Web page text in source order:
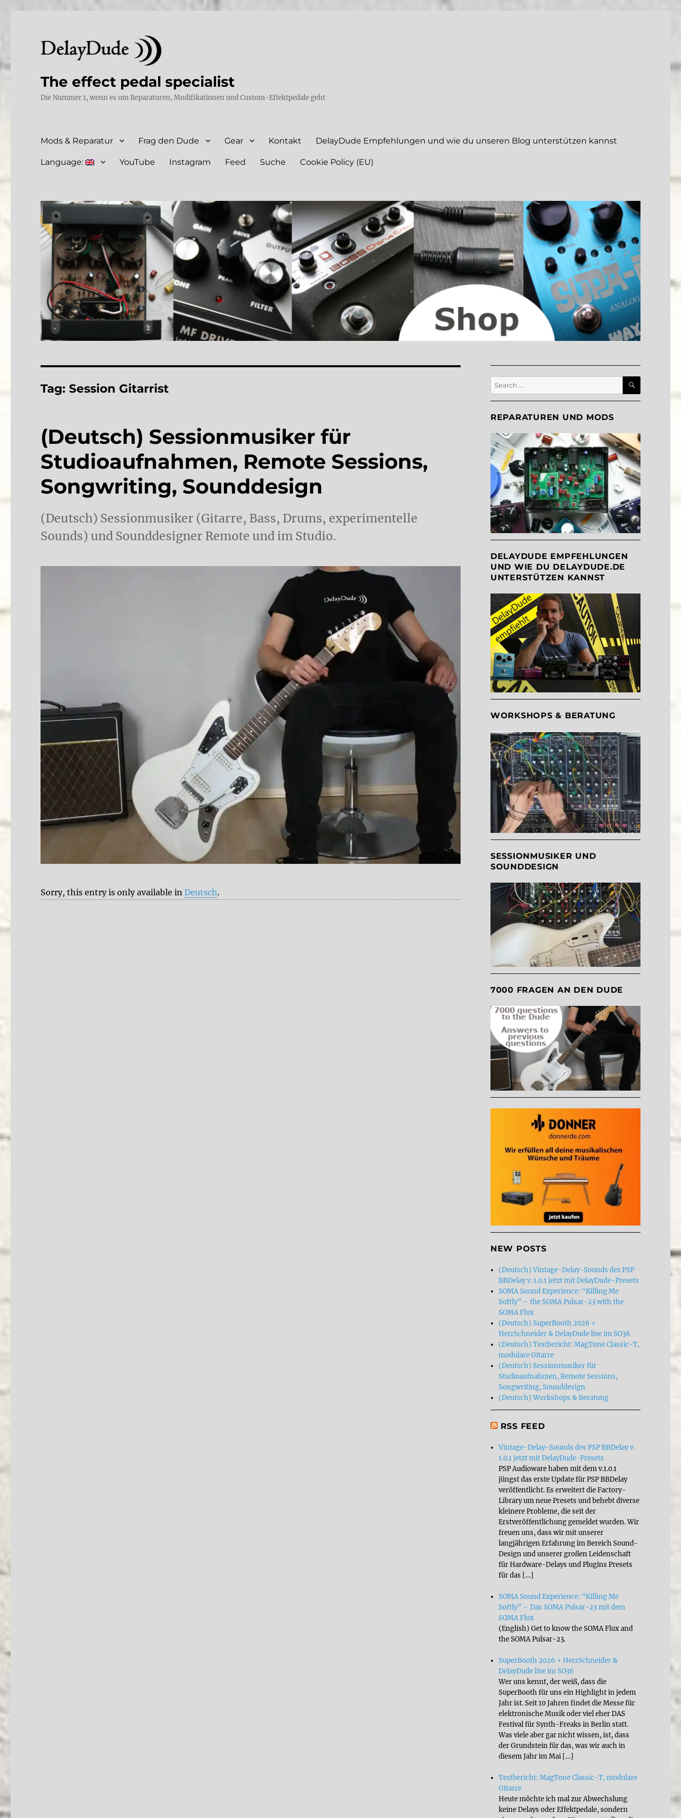
The effect pedal specialist
Die Nummer 1, wenn es um Reparaturen, Modifikationen und Custom-Effektpedale geht
Mods & Reparatur Frag den Dude Gear Kontakt DelayDude Empfehlungen und wie du unseren Blog unterstützen kannst
Language: YouTube Instagram Feed Suche Cookie Policy (EU)
Tag:Session Gitarrist
(Deutsch) Sessionmusiker für
Studioaufnahmen, Remote Sessions,
Songwriting, Sounddesign
(Deutsch) Sessionmusiker (Gitarre, Bass, Drums, experimentelle
Sounds) und Sounddesigner Remote und im Studio.
Sorry, this entry is only available inDeutsch.
Search
for:
SEARCH
REPARATUREN UND MODS
DELAYDUDE EMPFEHLUNGEN
UND WIE DU DELAYDUDE.DE
UNTERSTÜTZEN KANNST
WORKSHOPS & BERATUNG
SESSIONMUSIKER UND
SOUNDDESIGN
7000 FRAGEN AN DEN DUDE
NEW POSTS
(Deutsch) Vintage-Delay-Sounds des PSP
BBDelay v. 1.0.1 jetzt mit DelayDude-Presets
SOMA Sound Experience: “Killing Me
Softly” – the SOMA Pulsar-23 with the
SOMA Flux
(Deutsch) SuperBooth 2026 +
HerrSchneider & DelayDude live im SO36
(Deutsch) Testbericht: MagTone Classic-T,
modulare Gitarre
(Deutsch) Sessionmusiker für
Studioaufnahmen, Remote Sessions,
Songwriting, Sounddesign
(Deutsch) Workshops & Beratung
RSS FEED
Vintage-Delay-Sounds des PSP BBDelay v.
1.0.1 jetzt mit DelayDude-Presets
PSP Audioware haben mit dem v.1.0.1
jüngst das erste Update für PSP BBDelay
veröffentlicht. Es erweitert die Factory-
Library um neue Presets und behebt diverse
kleinere Probleme, die seit der
Erstveröffentlichung gemeldet wurden. Wir
freuen uns, dass wir mit unserer
langjährigen Erfahrung im Bereich Sound-
Design und unserer großen Leidenschaft
für Hardware-Delays und Plugins Presets
für das […]
SOMA Sound Experience: “Killing Me
Softly” – Das SOMA Pulsar-23 mit dem
SOMA Flux
(English) Get to know the SOMA Flux and
the SOMA Pulsar-23.
SuperBooth 2026 + HerrSchneider &
DelayDude live im SO36
Wer uns kennt, der weiß, dass die
SuperBooth für uns ein Highlight in jedem
Jahr ist. Seit 10 Jahren findet die Messe für
elektronische Musik oder viel eher DAS
Festival für Synth-Freaks in Berlin statt.
Was viele aber gar nicht wissen, ist, dass
der Grundstein für das, was wir auch in
diesem Jahr im Mai […]
Testbericht: MagTone Classic-T, modulare
Gitarre
Heute möchte ich mal zur Abwechslung
keine Delays oder Effektpedale, sondern